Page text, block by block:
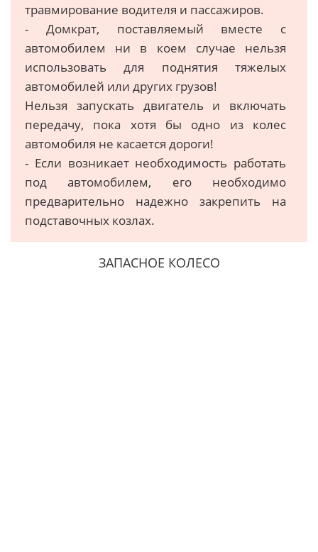
травмирование водителя и пассажиров.
- Домкрат, поставляемый вместе с
автомобилем ни в коем случае нельзя
использовать для поднятия тяжелых
автомобилей или других грузов!
Нельзя запускать двигатель и включать
передачу, пока хотя бы одно из колес
автомобиля не касается дороги!
- Если возникает необходимость работать
под автомобилем, его необходимо
предварительно надежно закрепить на
подставочных козлах.
ЗАПАСНОЕ КОЛЕСО